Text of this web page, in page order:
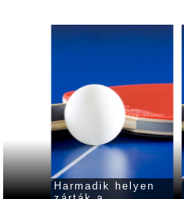
Harmadik helyen